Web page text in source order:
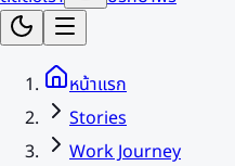
หน้าแรก
Stories
Work Journey